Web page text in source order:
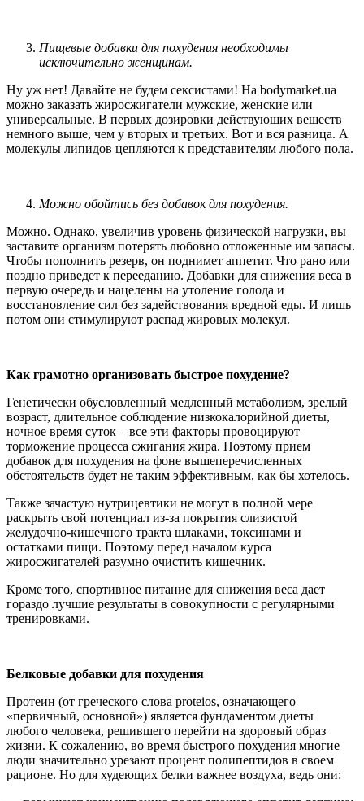
Пищевые добавки для похудения необходимы
исключительно женщинам.
Ну уж нет! Давайте не будем сексистами! На bodymarket.ua
можно заказать жиросжигатели мужские, женские или
универсальные. В первых дозировки действующих веществ
немного выше, чем у вторых и третьих. Вот и вся разница. А
молекулы липидов цепляются к представителям любого пола.
Можно обойтись без добавок для похудения.
Можно. Однако, увеличив уровень физической нагрузки, вы
заставите организм потерять любовно отложенные им запасы.
Чтобы пополнить резерв, он поднимет аппетит. Что рано или
поздно приведет к перееданию. Добавки для снижения веса в
первую очередь и нацелены на утоление голода и
восстановление сил без задействования вредной еды. И лишь
потом они стимулируют распад жировых молекул.
Как грамотно организовать быстрое похудение?
Генетически обусловленный медленный метаболизм, зрелый
возраст, длительное соблюдение низкокалорийной диеты,
ночное время суток – все эти факторы провоцируют
торможение процесса сжигания жира. Поэтому прием
добавок для похудения на фоне вышеперечисленных
обстоятельств будет не таким эффективным, как бы хотелось.
Также зачастую нутрицевтики не могут в полной мере
раскрыть свой потенциал из-за покрытия слизистой
желудочно-кишечного тракта шлаками, токсинами и
остатками пищи. Поэтому перед началом курса
жиросжигателей разумно очистить кишечник.
Кроме того, спортивное питание для снижения веса дает
гораздо лучшие результаты в совокупности с регулярными
тренировками.
Белковые добавки для похудения
Протеин (от греческого слова proteios, означающего
«первичный, основной») является фундаментом диеты
любого человека, решившего перейти на здоровый образ
жизни. К сожалению, во время быстрого похудения многие
люди значительно урезают процент полипептидов в своем
рационе. Но для худеющих белки важнее воздуха, ведь они: